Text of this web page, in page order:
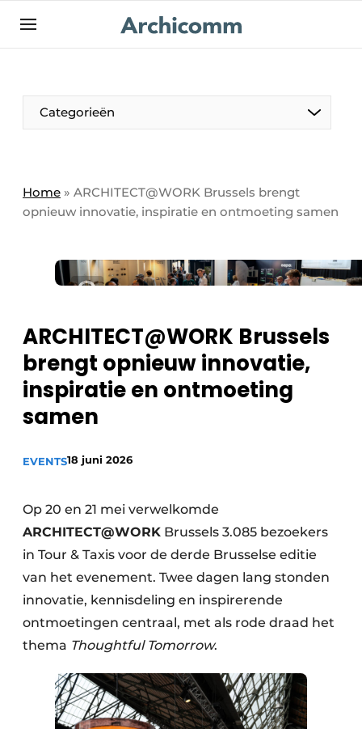
NL be-FR
Categorieën
Home » ARCHITECT@WORK Brussels brengt
opnieuw innovatie, inspiratie en ontmoeting samen
ARCHITECT@WORK Brussels
brengt opnieuw innovatie,
inspiratie en ontmoeting
samen
EVENTS18 juni 2026
Op 20 en 21 mei verwelkomde
ARCHITECT@WORK Brussels 3.085 bezoekers
in Tour & Taxis voor de derde Brusselse editie
van het evenement. Twee dagen lang stonden
innovatie, kennisdeling en inspirerende
ontmoetingen centraal, met als rode draad het
thema Thoughtful Tomorrow.